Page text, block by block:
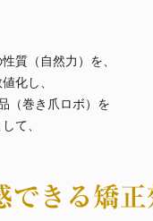
質（自然力）を、
化し、
（巻き爪ロボ）を
て、